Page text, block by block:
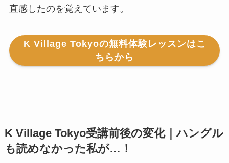
直感したのを覚えています。
K Village Tokyoの無料体験レッスンはこ
ちらから
K Village Tokyo受講前後の変化｜ハングル
も読めなかった私が…！